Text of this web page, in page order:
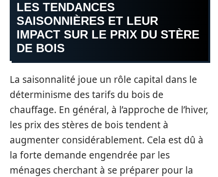
LES TENDANCES
SAISONNIÈRES ET LEUR
IMPACT SUR LE PRIX DU STÈRE
DE BOIS
La saisonnalité joue un rôle capital dans le
déterminisme des tarifs du bois de
chauffage. En général, à l’approche de l’hiver,
les prix des stères de bois tendent à
augmenter considérablement. Cela est dû à
la forte demande engendrée par les
ménages cherchant à se préparer pour la